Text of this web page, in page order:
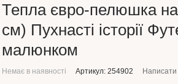
Тепла євро-пелюшка
см) Пухнасті історії
малюнком
Немає в наявності Артикул: 254902 Написати